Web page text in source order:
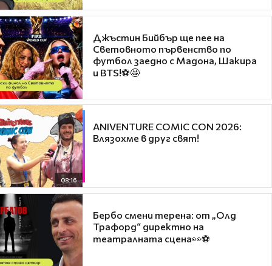
Джъстин Бийбър ще пее на
Световното първенство по
футбол заедно с Мадона, Шакира
и BTS!⚽🤩
08:16
ANIVENTURE COMIC CON 2026:
Влязохме в друг свят!
Бербо смени терена: от „Олд
Трафорд“ директно на
театралната сцена👀⚽